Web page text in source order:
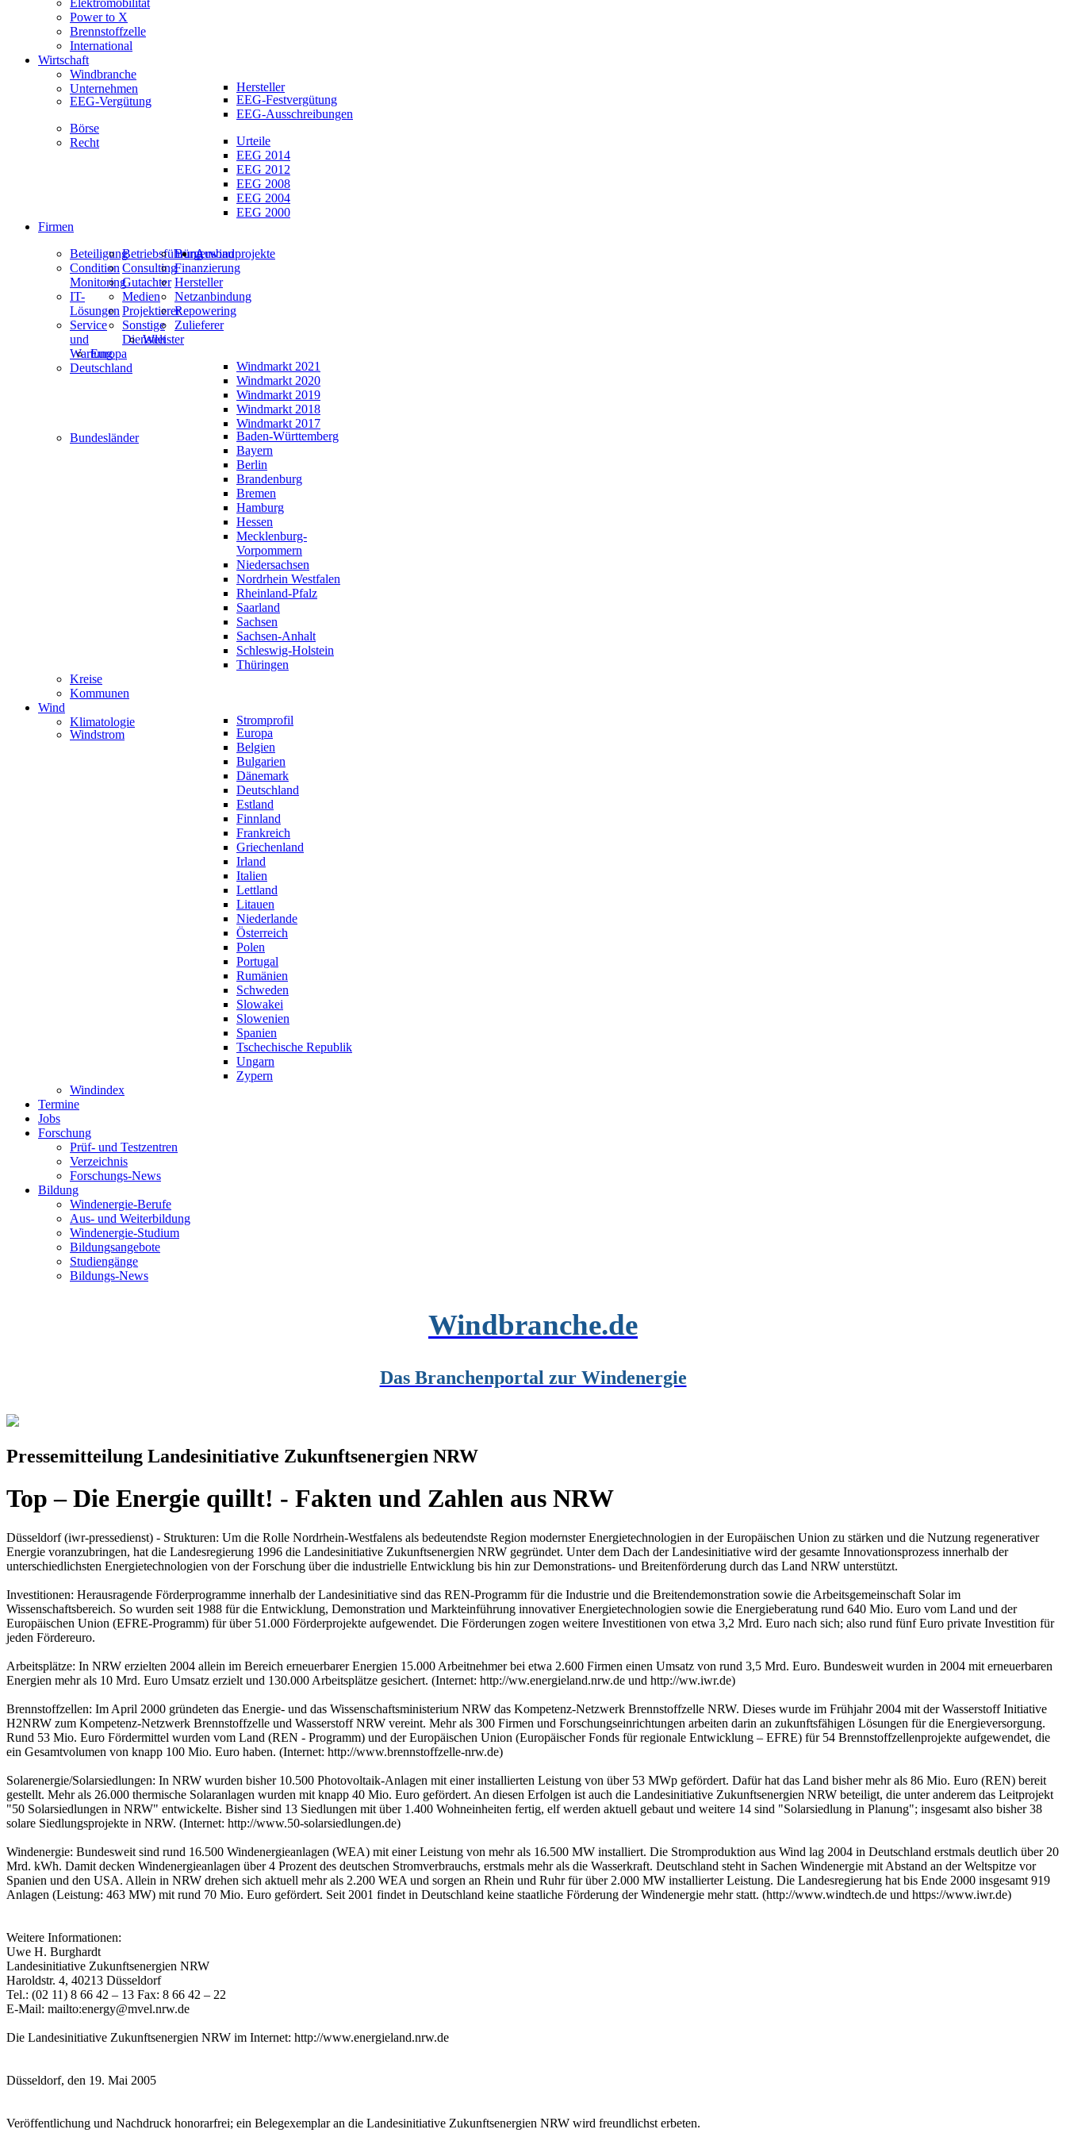
Elektromobilität
Power to X
Brennstoffzelle
International
Wirtschaft
Windbranche
Unternehmen
Hersteller
EEG-Vergütung
EEG-Festvergütung
EEG-Ausschreibungen
Börse
Recht
Urteile
EEG 2014
EEG 2012
EEG 2008
EEG 2004
EEG 2000
Firmen
BeteiligungBetriebsführungBürgerwindprojekte
Condition
Monitoring
ConsultingFinanzierung
Gutachter Hersteller
IT-
Lösungen
Medien
Netzanbindung
ProjektiererRepowering
Service
und
Wartung
Sonstige
Dienstleister
Zulieferer
Ausbau
Welt
Europa
Deutschland
Windmarkt 2021
Windmarkt 2020
Windmarkt 2019
Windmarkt 2018
Windmarkt 2017
Bundesländer
Baden-Württemberg
Bayern
Berlin
Brandenburg
Bremen
Hamburg
Hessen
Mecklenburg-
Vorpommern
Niedersachsen
Nordrhein Westfalen
Rheinland-Pfalz
Saarland
Sachsen
Sachsen-Anhalt
Schleswig-Holstein
Thüringen
Kreise
Kommunen
Wind
Klimatologie
Stromprofil
Windstrom
Europa
Belgien
Bulgarien
Dänemark
Deutschland
Estland
Finnland
Frankreich
Griechenland
Irland
Italien
Lettland
Litauen
Niederlande
Österreich
Polen
Portugal
Rumänien
Schweden
Slowakei
Slowenien
Spanien
Tschechische Republik
Ungarn
Zypern
Windindex
Termine
Jobs
Forschung
Prüf- und Testzentren
Verzeichnis
Forschungs-News
Bildung
Windenergie-Berufe
Aus- und Weiterbildung
Windenergie-Studium
Bildungsangebote
Studiengänge
Bildungs-News
Windbranche.de
Das Branchenportal zur Windenergie
Pressemitteilung Landesinitiative Zukunftsenergien NRW
Top – Die Energie quillt! - Fakten und Zahlen aus NRW
Düsseldorf (iwr-pressedienst) - Strukturen: Um die Rolle Nordrhein-Westfalens als bedeutendste Region modernster Energietechnologien in der Europäischen Union zu stärken und die Nutzung regenerativer
Energie voranzubringen, hat die Landesregierung 1996 die Landesinitiative Zukunftsenergien NRW gegründet. Unter dem Dach der Landesinitiative wird der gesamte Innovationsprozess innerhalb der
unterschiedlichsten Energietechnologien von der Forschung über die industrielle Entwicklung bis hin zur Demonstrations- und Breitenförderung durch das Land NRW unterstützt.
Investitionen: Herausragende Förderprogramme innerhalb der Landesinitiative sind das REN-Programm für die Industrie und die Breitendemonstration sowie die Arbeitsgemeinschaft Solar im
Wissenschaftsbereich. So wurden seit 1988 für die Entwicklung, Demonstration und Markteinführung innovativer Energietechnologien sowie die Energieberatung rund 640 Mio. Euro vom Land und der
Europäischen Union (EFRE-Programm) für über 51.000 Förderprojekte aufgewendet. Die Förderungen zogen weitere Investitionen von etwa 3,2 Mrd. Euro nach sich; also rund fünf Euro private Investition für
jeden Fördereuro.
Arbeitsplätze: In NRW erzielten 2004 allein im Bereich erneuerbarer Energien 15.000 Arbeitnehmer bei etwa 2.600 Firmen einen Umsatz von rund 3,5 Mrd. Euro. Bundesweit wurden in 2004 mit erneuerbaren
Energien mehr als 10 Mrd. Euro Umsatz erzielt und 130.000 Arbeitsplätze gesichert. (Internet: http://ww.energieland.nrw.de und http://ww.iwr.de)
Brennstoffzellen: Im April 2000 gründeten das Energie- und das Wissenschaftsministerium NRW das Kompetenz-Netzwerk Brennstoffzelle NRW. Dieses wurde im Frühjahr 2004 mit der Wasserstoff Initiative
H2NRW zum Kompetenz-Netzwerk Brennstoffzelle und Wasserstoff NRW vereint. Mehr als 300 Firmen und Forschungseinrichtungen arbeiten darin an zukunftsfähigen Lösungen für die Energieversorgung.
Rund 53 Mio. Euro Fördermittel wurden vom Land (REN - Programm) und der Europäischen Union (Europäischer Fonds für regionale Entwicklung – EFRE) für 54 Brennstoffzellenprojekte aufgewendet, die
ein Gesamtvolumen von knapp 100 Mio. Euro haben. (Internet: http://www.brennstoffzelle-nrw.de)
Solarenergie/Solarsiedlungen: In NRW wurden bisher 10.500 Photovoltaik-Anlagen mit einer installierten Leistung von über 53 MWp gefördert. Dafür hat das Land bisher mehr als 86 Mio. Euro (REN) bereit
gestellt. Mehr als 26.000 thermische Solaranlagen wurden mit knapp 40 Mio. Euro gefördert. An diesen Erfolgen ist auch die Landesinitiative Zukunftsenergien NRW beteiligt, die unter anderem das Leitprojekt
"50 Solarsiedlungen in NRW" entwickelte. Bisher sind 13 Siedlungen mit über 1.400 Wohneinheiten fertig, elf werden aktuell gebaut und weitere 14 sind "Solarsiedlung in Planung"; insgesamt also bisher 38
solare Siedlungsprojekte in NRW. (Internet: http://www.50-solarsiedlungen.de)
Windenergie: Bundesweit sind rund 16.500 Windenergieanlagen (WEA) mit einer Leistung von mehr als 16.500 MW installiert. Die Stromproduktion aus Wind lag 2004 in Deutschland erstmals deutlich über 20
Mrd. kWh. Damit decken Windenergieanlagen über 4 Prozent des deutschen Stromverbrauchs, erstmals mehr als die Wasserkraft. Deutschland steht in Sachen Windenergie mit Abstand an der Weltspitze vor
Spanien und den USA. Allein in NRW drehen sich aktuell mehr als 2.200 WEA und sorgen an Rhein und Ruhr für über 2.000 MW installierter Leistung. Die Landesregierung hat bis Ende 2000 insgesamt 919
Anlagen (Leistung: 463 MW) mit rund 70 Mio. Euro gefördert. Seit 2001 findet in Deutschland keine staatliche Förderung der Windenergie mehr statt. (http://www.windtech.de und https://www.iwr.de)
Weitere Informationen:
Uwe H. Burghardt
Landesinitiative Zukunftsenergien NRW
Haroldstr. 4, 40213 Düsseldorf
Tel.: (02 11) 8 66 42 – 13 Fax: 8 66 42 – 22
E-Mail: mailto:energy@mvel.nrw.de
Die Landesinitiative Zukunftsenergien NRW im Internet: http://www.energieland.nrw.de
Düsseldorf, den 19. Mai 2005
Veröffentlichung und Nachdruck honorarfrei; ein Belegexemplar an die Landesinitiative Zukunftsenergien NRW wird freundlichst erbeten.